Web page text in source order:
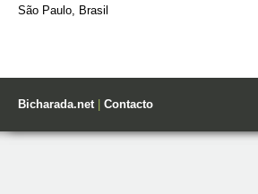
São Paulo, Brasil
Bicharada.net| Contacto